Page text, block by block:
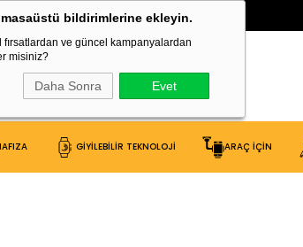
bildirimlerine ekleyin.
ve güncel kampanyalardan
misiniz?
Daha Sonra Evet
Taksit İmkanı
GİYİLEBİLİR TEKNOLOJİ ARAÇ İÇİN